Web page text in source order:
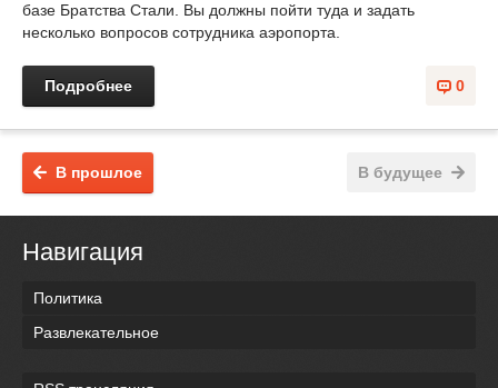
базе Братства Стали. Вы должны пойти туда и задать
несколько вопросов сотрудника аэропорта.
0
Подробнее
В будущее
В прошлое
Навигация
Политика
Развлекательное